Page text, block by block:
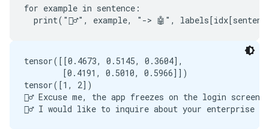
for example in sentence:
tensor([[0.4673, 0.5145, 0.3604],
        [0.4191, 0.5010, 0.5966]])
tensor([1, 2])
🙋‍♂️ Excuse me, the app freezes on the login